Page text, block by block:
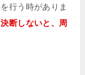
行う時がありま
断しないと、周